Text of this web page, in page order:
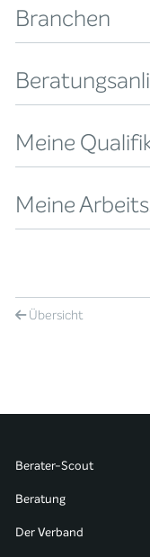
Branchen
Meine
Meine
Übersicht
Berater-Scout
Beratung
Der Verband